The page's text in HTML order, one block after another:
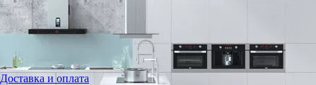
Доставка и оплата